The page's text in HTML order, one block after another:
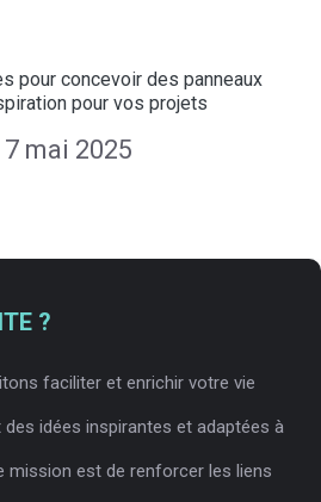
pour concevoir des panneaux
pour vos projets
7 mai 2025
?
faciliter et enrichir votre vie
idées inspirantes et adaptées à
mission est de renforcer les liens